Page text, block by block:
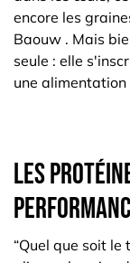
encore les
Baouw . Mais
seule : elle
une
Les
“Quel que soit le